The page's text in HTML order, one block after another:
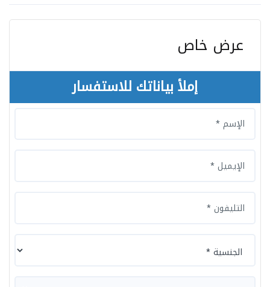
عرض خاص
إملأ بياناتك للاستفسار